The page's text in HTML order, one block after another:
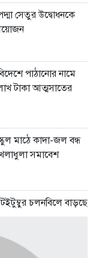
সেতুর উদ্বোধনকে
পাঠানোর নামে
টাকা আত্মসাতের
মাঠে কাদা-জল বন্ধ
সমাবেশ
টইটুম্বুর চলনবিলে বাড়ছে